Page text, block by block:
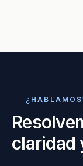
claridad